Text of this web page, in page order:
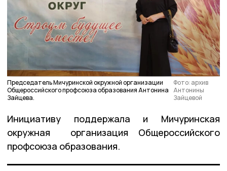
Председатель Мичуринской окружной организации
Общероссийского профсоюза образования Антонина
Зайцева.
Фото: архив
Антонины
Зайцевой
Инициативу поддержала и Мичуринская
окружная организация Общероссийского
профсоюза образования.